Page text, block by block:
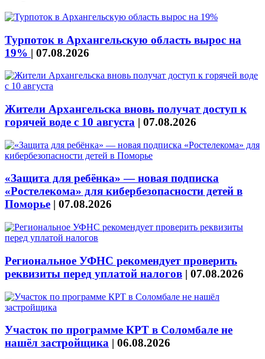
Турпоток в Архангельскую область вырос на
19% | 07.08.2026
Жители Архангельска вновь получат доступ к
горячей воде с 10 августа | 07.08.2026
«Защита для ребёнка» — новая подписка
«Ростелекома» для кибербезопасности детей в
Поморье | 07.08.2026
Региональное УФНС рекомендует проверить
реквизиты перед уплатой налогов | 07.08.2026
Участок по программе КРТ в Соломбале не
нашёл застройщика | 06.08.2026